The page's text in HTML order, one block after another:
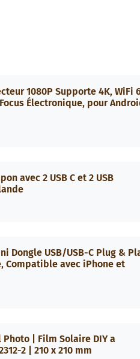
1080P Supporte 4K, WiFi
Électronique, pour
avec 2 USB C et 2 USB
Dongle USB/USB-C Plug &
Compatible avec iPhone et
| Film Solaire DIY a
2 | 210 x 210 mm